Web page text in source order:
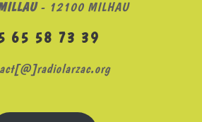
- 12100 MILHAU
65 58 73 39